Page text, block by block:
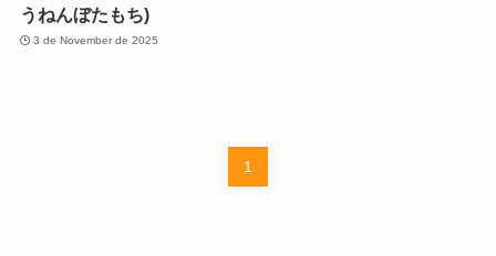
うねんぼたもち)
3 de November de 2025
1